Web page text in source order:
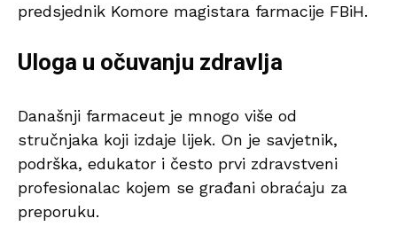
predsjednik Komore magistara farmacije FBiH.
Uloga u očuvanju zdravlja
Današnji farmaceut je mnogo više od
stručnjaka koji izdaje lijek. On je savjetnik,
podrška, edukator i često prvi zdravstveni
profesionalac kojem se građani obraćaju za
preporuku.